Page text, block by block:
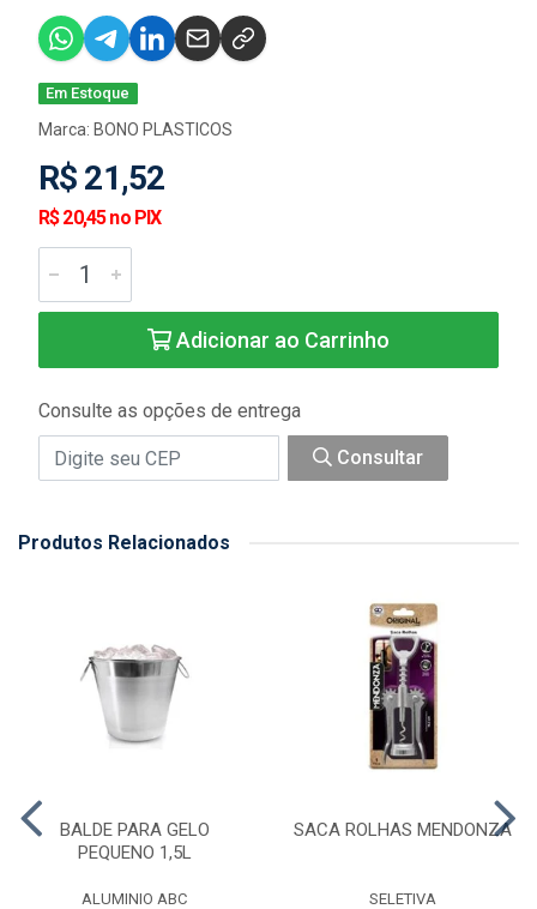
Em Estoque
Marca: BONO PLASTICOS
R$ 21,52
R$ 20,45 no PIX
Adicionar ao Carrinho
Consulte as opções de entrega
Consultar
Produtos Relacionados
BALDE PARA GELO
PEQUENO 1,5L
ALUMINIO ABC
SACA ROLHAS MENDONZA
SELETIVA